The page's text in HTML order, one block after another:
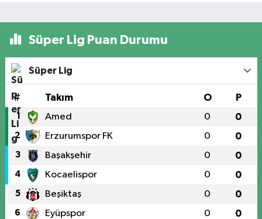
Süper Lig Puan Durumu
Süper Lig
# Takım O P
1 Amed 0 0
2 Erzurumspor FK 0 0
3 Başakşehir 0 0
4 Kocaelispor 0 0
5 Beşiktaş 0 0
6 Eyüpspor 0 0